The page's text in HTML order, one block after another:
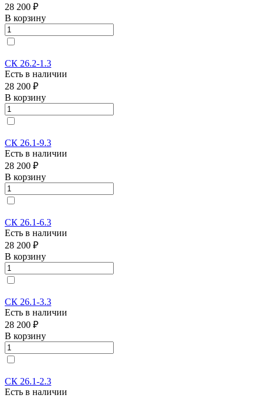
28 200 ₽
В корзину
СК 26.2-1.3
Есть в наличии
28 200 ₽
В корзину
СК 26.1-9.3
Есть в наличии
28 200 ₽
В корзину
СК 26.1-6.3
Есть в наличии
28 200 ₽
В корзину
СК 26.1-3.3
Есть в наличии
28 200 ₽
В корзину
СК 26.1-2.3
Есть в наличии